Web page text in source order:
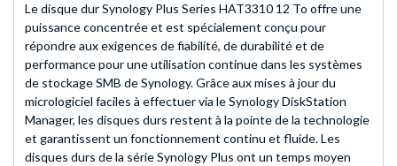
Le disque dur Synology Plus Series HAT3310 12 To offre une
puissance concentrée et est spécialement conçu pour
répondre aux exigences de fiabilité, de durabilité et de
performance pour une utilisation continue dans les systèmes
de stockage SMB de Synology. Grâce aux mises à jour du
micrologiciel faciles à effectuer via le Synology DiskStation
Manager, les disques durs restent à la pointe de la technologie
et garantissent un fonctionnement continu et fluide. Les
disques durs de la série Synology Plus ont un temps moyen